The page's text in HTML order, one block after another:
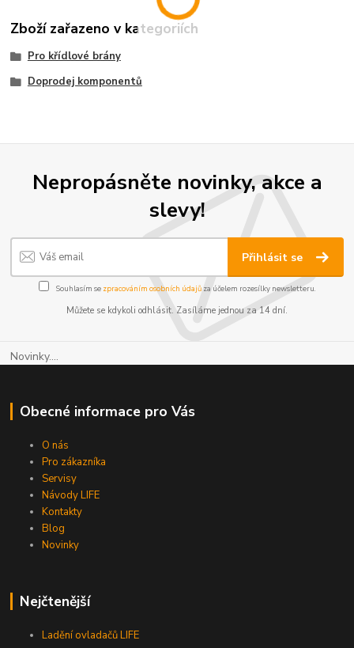
Zboží zařazeno v kategoriích
Pro křídlové brány
Doprodej komponentů
Nepropásněte novinky, akce a
slevy!
Přihlásit se
Souhlasím se zpracováním osobních údajůza účelem rozesílky newsletteru.
Můžete se kdykoli odhlásit. Zasíláme jednou za 14 dní.
Novinky....
Obecné informace pro Vás
O nás
Pro zákazníka
Servisy
Návody LIFE
Kontakty
Blog
Novinky
Nejčtenější
Ladění ovladačů LIFE